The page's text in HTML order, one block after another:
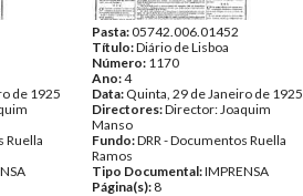
de 1925
Ruella
Pasta:05742.006.01452
Título:Diário de Lisboa
Número: 1170
Ano:4
Data: Quinta, 29 de Janeiro de 1925
Directores:Director: Joaquim
Manso
Fundo:DRR - Documentos Ruella
Ramos
Tipo Documental:IMPRENSA
Página(s): 8